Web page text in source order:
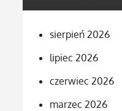
sierpień 2026
lipiec 2026
czerwiec 2026
marzec 2026